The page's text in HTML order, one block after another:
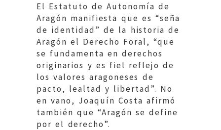
El Estatuto de Autonomía de
Aragón manifiesta que es “seña
de identidad” de la historia de
Aragón el Derecho Foral, “que
se fundamenta en derechos
originarios y es fiel reflejo de
los valores aragoneses de
pacto, lealtad y libertad”. No
en vano, Joaquín Costa afirmó
también que “Aragón se define
por el derecho”.